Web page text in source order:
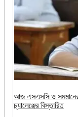
আজ এসএসসি ও সমমানের
চ্যালেঞ্জের বিস্তারিত